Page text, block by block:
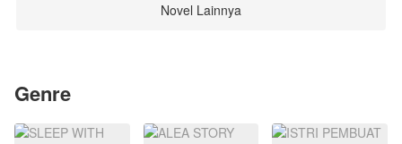
Novel Lainnya
Genre